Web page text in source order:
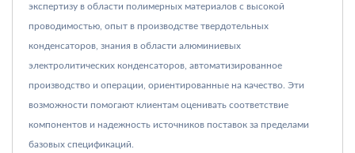
экспертизу в области полимерных материалов с высокой
проводимостью, опыт в производстве твердотельных
конденсаторов, знания в области алюминиевых
электролитических конденсаторов, автоматизированное
производство и операции, ориентированные на качество. Эти
возможности помогают клиентам оценивать соответствие
компонентов и надежность источников поставок за пределами
базовых спецификаций.